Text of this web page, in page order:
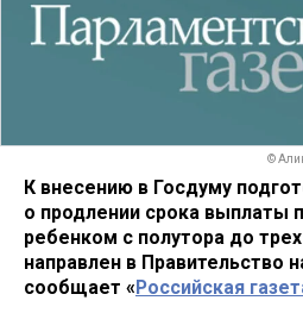
©
К внесению в Госдуму
о продлении срока выплаты
ребенком с полутора до
направлен в Правительство
сообщает «Российская